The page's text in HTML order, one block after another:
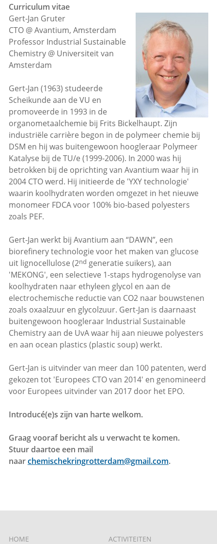
Curriculum vitae
Gert-Jan Gruter
CTO @ Avantium, Amsterdam
Professor Industrial Sustainable
Chemistry @ Universiteit van
Amsterdam
Gert-Jan (1963) studeerde
Scheikunde aan de VU en
promoveerde in 1993 in de
organometaalchemie bij Frits Bickelhaupt. Zijn
industriële carrière begon in de polymeer chemie bij
DSM en hij was buitengewoon hoogleraar Polymeer
Katalyse bij de TU/e (1999-2006). In 2000 was hij
betrokken bij de oprichting van Avantium waar hij in
2004 CTO werd. Hij initieerde de 'YXY technologie'
waarin koolhydraten worden omgezet in het nieuwe
monomeer FDCA voor 100% bio-based polyesters
zoals PEF.
Gert-Jan werkt bij Avantium aan “DAWN”, een
biorefinery technologie voor het maken van glucose
uit lignocellulose (2nd generatie suikers), aan
'MEKONG', een selectieve 1-staps hydrogenolyse van
koolhydraten naar ethyleen glycol en aan de
electrochemische reductie van CO2 naar bouwstenen
zoals oxaalzuur en glycolzuur. Gert-Jan is daarnaast
buitengewoon hoogleraar Industrial Sustainable
Chemistry aan de UvA waar hij aan nieuwe polyesters
en aan ocean plastics (plastic soup) werkt.
Gert-Jan is uitvinder van meer dan 100 patenten, werd
gekozen tot 'Europees CTO van 2014' en genomineerd
voor Europees uitvinder van 2017 door het EPO.
Introducé(e)s zijn van harte welkom.
Graag vooraf bericht als u verwacht te komen.
Stuur daartoe een mail
naarchemischekringrotterdam@gmail.com.
HOME ACTIVITEITEN